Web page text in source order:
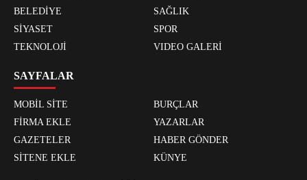
BELEDİYE
SAĞLIK
SİYASET
SPOR
TEKNOLOJİ
VIDEO GALERİ
SAYFALAR
MOBİL SİTE
BURÇLAR
FİRMA EKLE
YAZARLAR
GAZETELER
HABER GÖNDER
SİTENE EKLE
KÜNYE